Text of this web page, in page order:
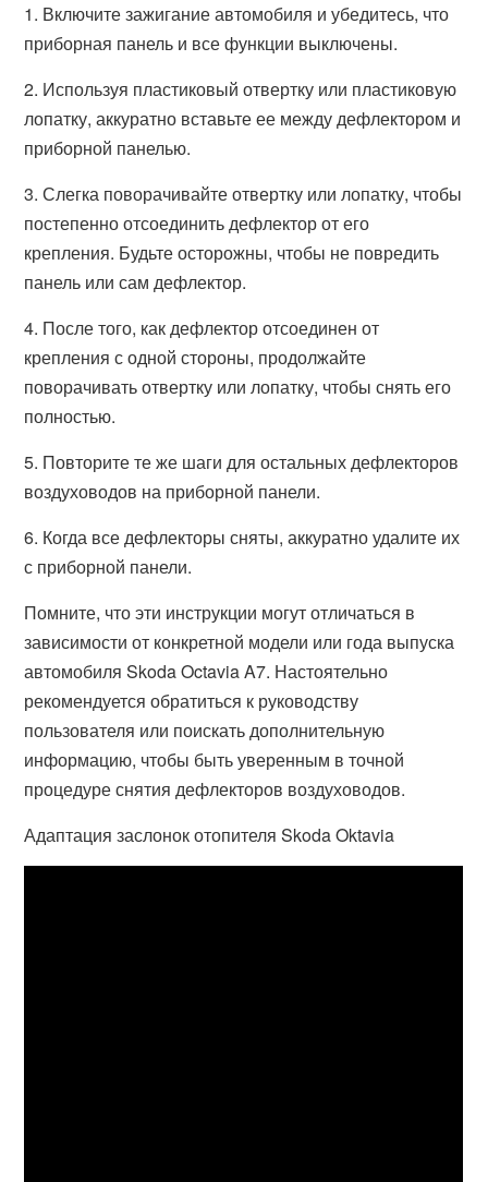
1. Включите зажигание автомобиля и убедитесь, что
приборная панель и все функции выключены.
2. Используя пластиковый отвертку или пластиковую
лопатку, аккуратно вставьте ее между дефлектором и
приборной панелью.
3. Слегка поворачивайте отвертку или лопатку, чтобы
постепенно отсоединить дефлектор от его
крепления. Будьте осторожны, чтобы не повредить
панель или сам дефлектор.
4. После того, как дефлектор отсоединен от
крепления с одной стороны, продолжайте
поворачивать отвертку или лопатку, чтобы снять его
полностью.
5. Повторите те же шаги для остальных дефлекторов
воздуховодов на приборной панели.
6. Когда все дефлекторы сняты, аккуратно удалите их
с приборной панели.
Помните, что эти инструкции могут отличаться в
зависимости от конкретной модели или года выпуска
автомобиля Skoda Octavia A7. Настоятельно
рекомендуется обратиться к руководству
пользователя или поискать дополнительную
информацию, чтобы быть уверенным в точной
процедуре снятия дефлекторов воздуховодов.
Адаптация заслонок отопителя Skoda Oktavia